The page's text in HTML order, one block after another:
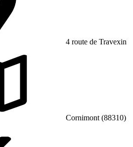
4 route de Travexin
Cornimont (88310)